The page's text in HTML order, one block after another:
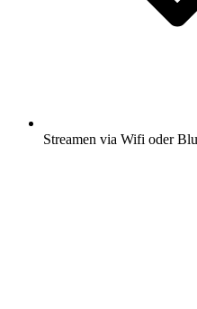
Streamen via Wifi oder